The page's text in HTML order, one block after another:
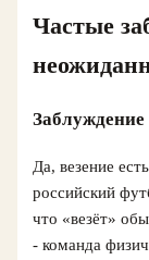
Частые
Заблуждение
Да, везение
российский
что «везёт»
- команда